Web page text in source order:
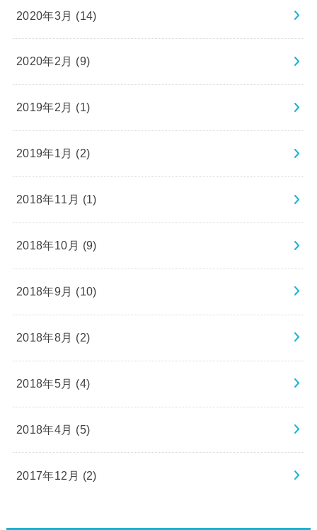
2020年3月 (14)
2020年2月 (9)
2019年2月 (1)
2019年1月 (2)
2018年11月 (1)
2018年10月 (9)
2018年9月 (10)
2018年8月 (2)
2018年5月 (4)
2018年4月 (5)
2017年12月 (2)